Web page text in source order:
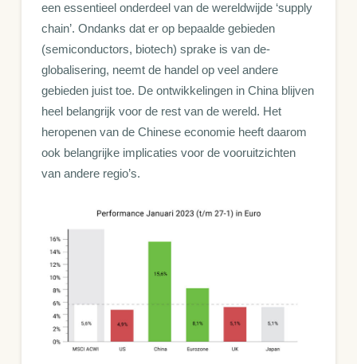
een essentieel onderdeel van de wereldwijde ‘supply
chain’. Ondanks dat er op bepaalde gebieden
(semiconductors, biotech) sprake is van de-
globalisering, neemt de handel op veel andere
gebieden juist toe. De ontwikkelingen in China blijven
heel belangrijk voor de rest van de wereld. Het
heropenen van de Chinese economie heeft daarom
ook belangrijke implicaties voor de vooruitzichten
van andere regio’s.